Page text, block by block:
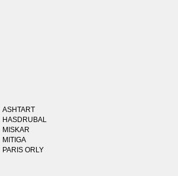
ASHTART
HASDRUBAL
MISKAR
MITIGA
PARIS ORLY